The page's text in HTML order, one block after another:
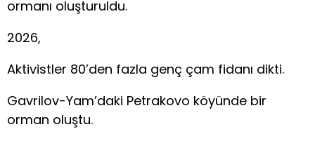
ormanı oluşturuldu.
2026,
Aktivistler 80’den fazla genç çam fidanı dikti.
Gavrilov-Yam’daki Petrakovo köyünde bir
orman oluştu.